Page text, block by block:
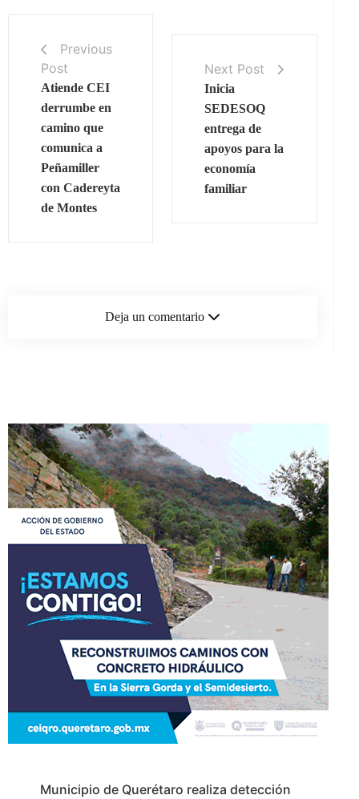
Previous
Post
Atiende CEI
derrumbe en
camino que
comunica a
Peñamiller
con Cadereyta
de Montes
Next Post
Inicia
SEDESOQ
entrega de
apoyos para la
economía
familiar
Deja un comentario
Municipio de Querétaro realiza detección